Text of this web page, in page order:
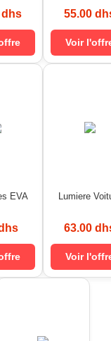
dhs 55.00
Voir
EVA Lumiere
63.00
Voir